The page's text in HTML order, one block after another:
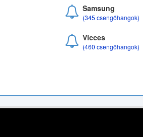
Samsung
(345 csengőhangok)
Vicces
(460 csengőhangok)